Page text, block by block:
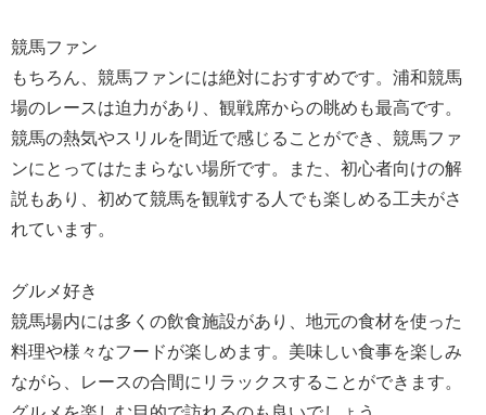
競馬ファン
もちろん、競馬ファンには絶対におすすめです。浦和競馬
場のレースは迫力があり、観戦席からの眺めも最高です。
競馬の熱気やスリルを間近で感じることができ、競馬ファ
ンにとってはたまらない場所です。また、初心者向けの解
説もあり、初めて競馬を観戦する人でも楽しめる工夫がさ
れています。
グルメ好き
競馬場内には多くの飲食施設があり、地元の食材を使った
料理や様々なフードが楽しめます。美味しい食事を楽しみ
ながら、レースの合間にリラックスすることができます。